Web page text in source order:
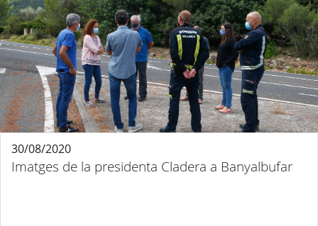
Imatges de la presidenta Cladera a Banyalbufar
30/08/2020